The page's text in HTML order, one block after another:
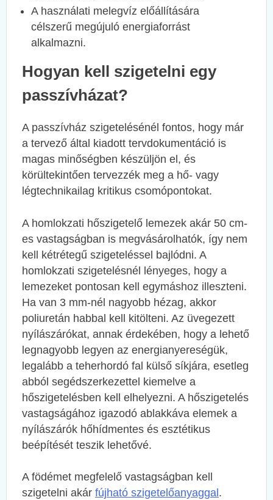
A használati melegvíz előállítására
célszerű megújuló energiaforrást
alkalmazni.
Hogyan kell szigetelni egy
passzívházat?
A passzívház szigetelésénél fontos, hogy már
a tervező által kiadott tervdokumentáció is
magas minőségben készüljön el, és
körültekintően tervezzék meg a hő- vagy
légtechnikailag kritikus csomópontokat.
A homlokzati hőszigetelő lemezek akár 50 cm-
es vastagságban is megvásárolhatók, így nem
kell kétrétegű szigeteléssel bajlódni. A
homlokzati szigetelésnél lényeges, hogy a
lemezeket pontosan kell egymáshoz illeszteni.
Ha van 3 mm-nél nagyobb hézag, akkor
poliuretán habbal kell kitölteni. Az üvegezett
nyílászárókat, annak érdekében, hogy a lehető
legnagyobb legyen az energianyereségük,
legalább a teherhordó fal külső síkjára, esetleg
abból segédszerkezettel kiemelve a
hőszigetelésben kell elhelyezni. A hőszigetelés
vastagságához igazodó ablakkáva elemek a
nyílászárók hőhídmentes és esztétikus
beépítését teszik lehetővé.
A födémet megfelelő vastagságban kell
szigetelni akár fújható szigetelőanyaggal .